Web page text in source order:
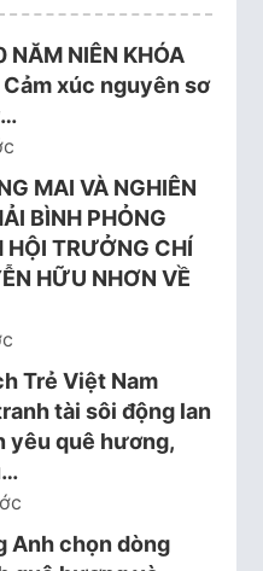
NĂM NIÊN KHÓA
xúc nguyên sơ
MAI VÀ NGHIÊN
BÌNH PHỎNG
HỘI TRƯỞNG CHÍ
HỮU NHƠN VỀ
Trẻ Việt Nam
tài sôi động lan
yêu quê hương,
Anh chọn dòng